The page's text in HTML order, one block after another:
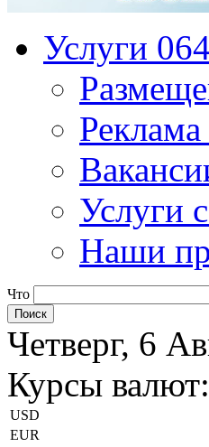
Услуги 064
Реклама
Услуги
Наши
Что
Четверг, 6
Курсы валют:
USD
EUR